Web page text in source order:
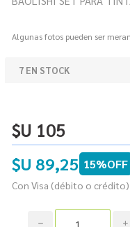
Algunas fotos pueden ser
7 EN STOCK
$U 105
$U 89,25 15%OFF
Con Visa (débito o
i
h